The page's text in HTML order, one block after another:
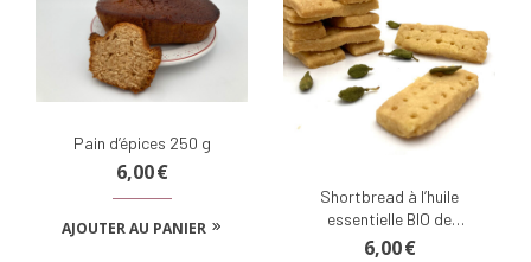
Pain d’épices 250 g
6,00€
AJOUTER AU PANIER
Shortbread à l’huile
essentielle BIO de
cardamome
6,00€